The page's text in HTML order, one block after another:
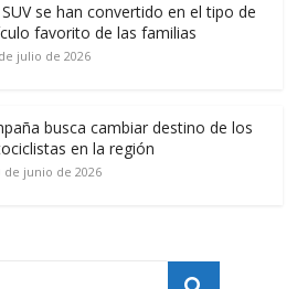
se han convertido en el tipo de
favorito de las familias
julio de 2026
busca cambiar destino de los
en la región
de junio de 2026